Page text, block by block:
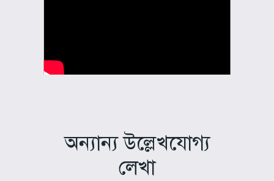
অন্যান্য উল্লেখযোগ্য
লেখা